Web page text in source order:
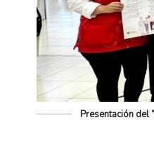
Presentación del